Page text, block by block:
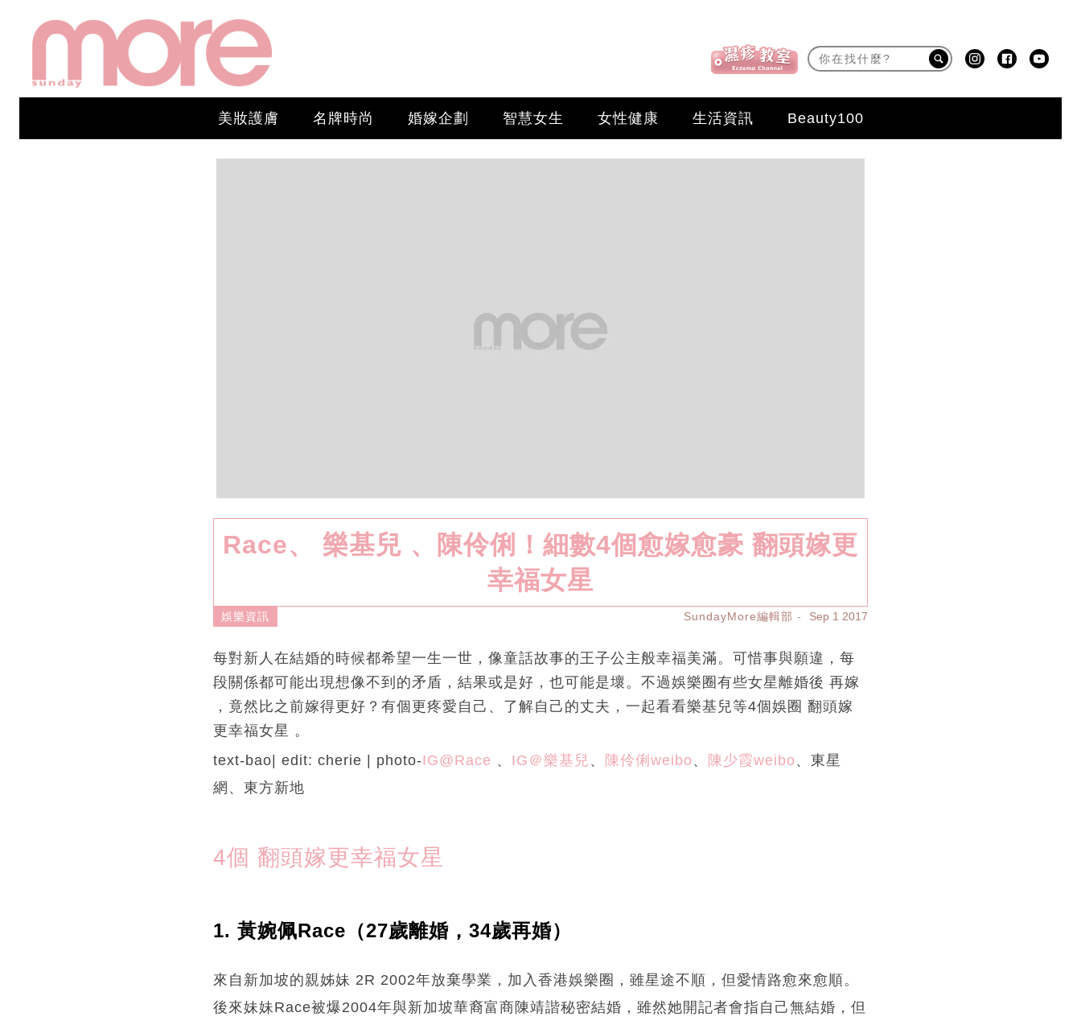
美妝護膚 名牌時尚 婚嫁企劃 智慧女生 女性健康 生活資訊 Beauty100
Race、 樂基兒 、陳伶俐！細數4個愈嫁愈豪 翻頭嫁更
幸福女星
娛樂資訊 SundayMore編輯部 Sep 1 2017
每對新人在結婚的時候都希望一生一世，像童話故事的王子公主般幸福美滿。可惜事與願違，每
段關係都可能出現想像不到的矛盾，結果或是好，也可能是壞。不過娛樂圈有些女星離婚後 再嫁
，竟然比之前嫁得更好？有個更疼愛自己、了解自己的丈夫，一起看看樂基兒等4個娛圈 翻頭嫁
更幸福女星 。
text-bao| edit: cherie | photo-IG@Race 、 IG＠樂基兒 、 陳伶俐weibo 、 陳少霞weibo 、東星
網、東方新地
4個 翻頭嫁更幸福女星
1. 黃婉佩Race（27歲離婚，34歲再婚）
來自新加坡的親姊妹 2R 2002年放棄學業，加入香港娛樂圈，雖星途不順，但愛情路愈來愈順。
後來妹妹Race被爆2004年與新加坡華裔富商陳靖諧秘密結婚，雖然她開記者會指自己無結婚，但